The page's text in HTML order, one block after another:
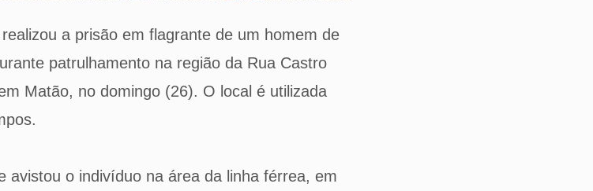
a prisão em flagrante de um homem de
patrulhamento na região da Rua Castro
Matão, no domingo (26). O local é utilizada
avistou o indivíduo na área da linha férrea, em